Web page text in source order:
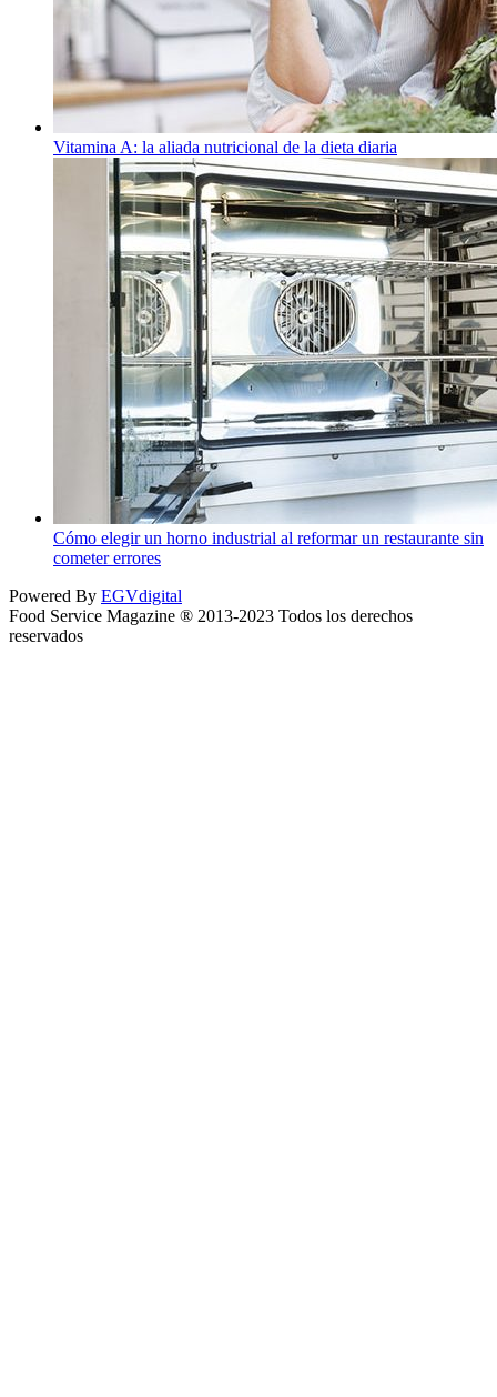
Vitamina A: la aliada nutricional de la dieta diaria
Cómo elegir un horno industrial al reformar un restaurante sin
cometer errores
Powered By EGVdigital
Food Service Magazine ® 2013-2023 Todos los derechos
reservados